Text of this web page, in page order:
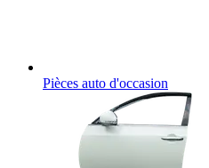
Pièces auto d'occasion